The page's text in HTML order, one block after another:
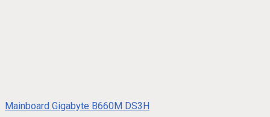
Mainboard Gigabyte B660M DS3H